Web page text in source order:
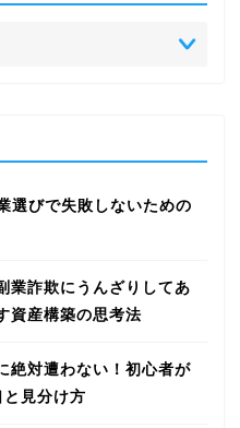
選びで失敗しないための
業詐欺にうんざりしてあ
資産構築の思考法
絶対遭わない！初心者が
見分け方